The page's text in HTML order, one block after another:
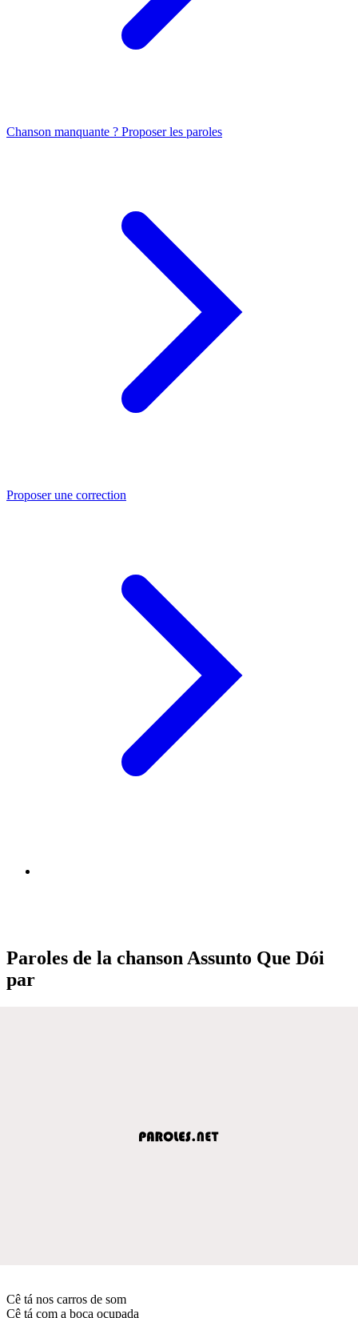
Chanson manquante ? Proposer les paroles
Proposer une correction
Paroles de la chanson Assunto Que Dói
par
Cê tá nos carros de som
Cê tá com a boca ocupada